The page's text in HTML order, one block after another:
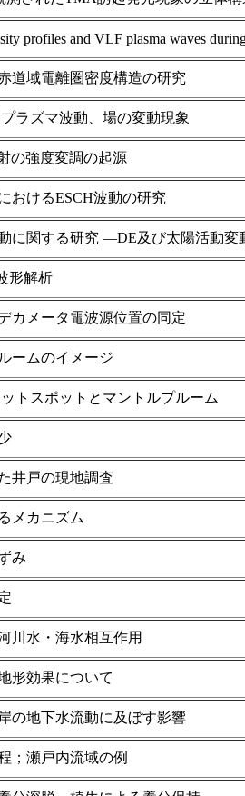
profiles and VLF plasma waves
道域電離圏密度構造の研究
ラズマ波動、場の変動現象
の強度変調の起源
おけるESCH波動の研究
に関する研究 ―DE及び太陽活動
形解析
カメータ電波源位置の同定
ームのイメージ
トスポットとマントルプルーム
井戸の現地調査
メカニズム
み
川水・海水相互作用
形効果について
の地下水流動に及ぼす影響
；瀬戸内流域の例